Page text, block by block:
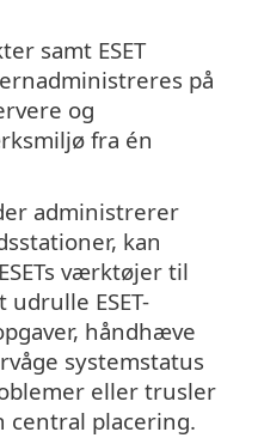
samt ESET
på
og
fra én
administrerer
kan
værktøjer til
ESET-
håndhæve
systemstatus
eller trusler
central placering.